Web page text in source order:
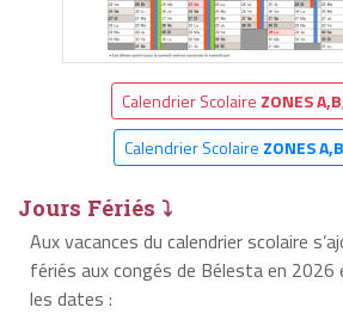
Calendrier Scolaire ZONES
Calendrier Scolaire ZONES
Jours Fériés ⤵
Aux vacances du calendrier scolaire
fériés aux congés de Bélesta en
les dates :